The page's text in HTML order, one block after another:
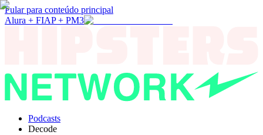
Pular para conteúdo principal
Alura + FIAP + PM3
Podcasts
Decode